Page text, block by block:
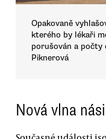
Opakovaně
kterého by lékaři
porušován a
Piknerová
Nová vlna